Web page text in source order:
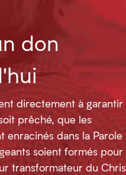
don
directement à garantir
prêché, que les
enracinés dans la Parole
soient formés pour
transformateur du